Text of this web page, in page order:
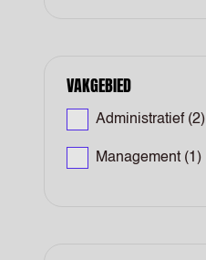
VAKGEBIED
Administratief (2)
Management (1)